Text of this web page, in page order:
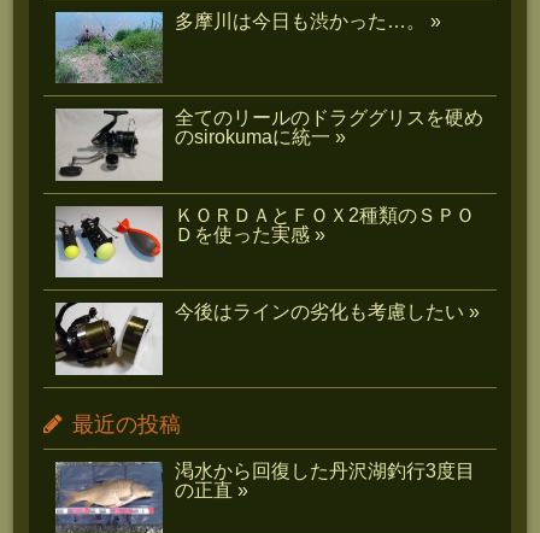
多摩川は今日も渋かった…。 »
全てのリールのドラググリスを硬め
のsirokumaに統一 »
ＫＯＲＤＡとＦＯＸ2種類のＳＰＯ
Ｄを使った実感 »
今後はラインの劣化も考慮したい »
最近の投稿
渇水から回復した丹沢湖釣行3度目
の正直 »